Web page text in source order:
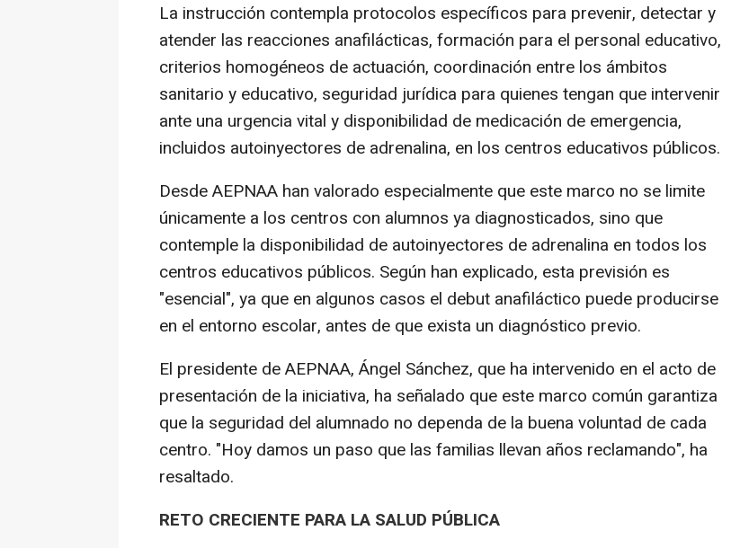
La instrucción contempla protocolos específicos para prevenir, detectar y
atender las reacciones anafilácticas, formación para el personal educativo,
criterios homogéneos de actuación, coordinación entre los ámbitos
sanitario y educativo, seguridad jurídica para quienes tengan que intervenir
ante una urgencia vital y disponibilidad de medicación de emergencia,
incluidos autoinyectores de adrenalina, en los centros educativos públicos.
Desde AEPNAA han valorado especialmente que este marco no se limite
únicamente a los centros con alumnos ya diagnosticados, sino que
contemple la disponibilidad de autoinyectores de adrenalina en todos los
centros educativos públicos. Según han explicado, esta previsión es
"esencial", ya que en algunos casos el debut anafiláctico puede producirse
en el entorno escolar, antes de que exista un diagnóstico previo.
El presidente de AEPNAA, Ángel Sánchez, que ha intervenido en el acto de
presentación de la iniciativa, ha señalado que este marco común garantiza
que la seguridad del alumnado no dependa de la buena voluntad de cada
centro. "Hoy damos un paso que las familias llevan años reclamando", ha
resaltado.
RETO CRECIENTE PARA LA SALUD PÚBLICA